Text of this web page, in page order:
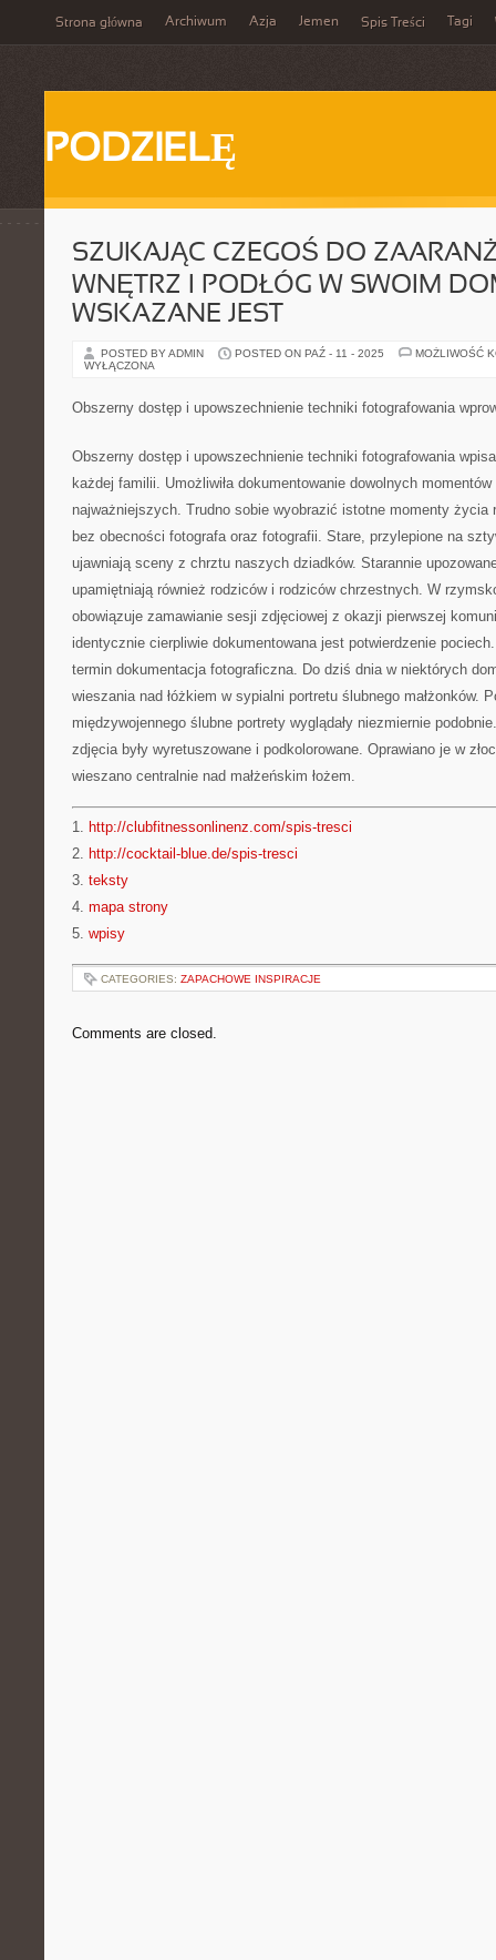
Strona główna Archiwum Azja Jemen Spis Treści Tagi
PODZIELĘ
SZUKAJĄC CZEGOŚ DO
WNĘTRZ I PODŁÓG W SWOIM
WSKAZANE JEST
POSTED BY ADMIN POSTED ON PAŹ - 11 - 2025
MOŻLIWOŚĆ
WYŁĄCZONA
Obszerny dostęp i upowszechnienie techniki fotografowania
Obszerny dostęp i upowszechnienie techniki fotografowania
każdej familii. Umożliwiła dokumentowanie dowolnych
najważniejszych. Trudno sobie wyobrazić istotne momenty życia
bez obecności fotografa oraz fotografii. Stare, przylepione na
ujawniają sceny z chrztu naszych dziadków. Starannie
upamiętniają również rodziców i rodziców chrzestnych. W
obowiązuje zamawianie sesji zdjęciowej z okazji pierwszej
identycznie cierpliwie dokumentowana jest potwierdzenie
termin dokumentacja fotograficzna. Do dziś dnia w niektórych
wieszania nad łóżkiem w sypialni portretu ślubnego małżonków.
międzywojennego ślubne portrety wyglądały niezmiernie
zdjęcia były wyretuszowane i podkolorowane. Oprawiano je w
wieszano centralnie nad małżeńskim łożem.
1. http://clubfitnessonlinenz.com/spis-tresci
2. http://cocktail-blue.de/spis-tresci
3. teksty
4. mapa strony
5. wpisy
CATEGORIES: ZAPACHOWE INSPIRACJE
Comments are closed.